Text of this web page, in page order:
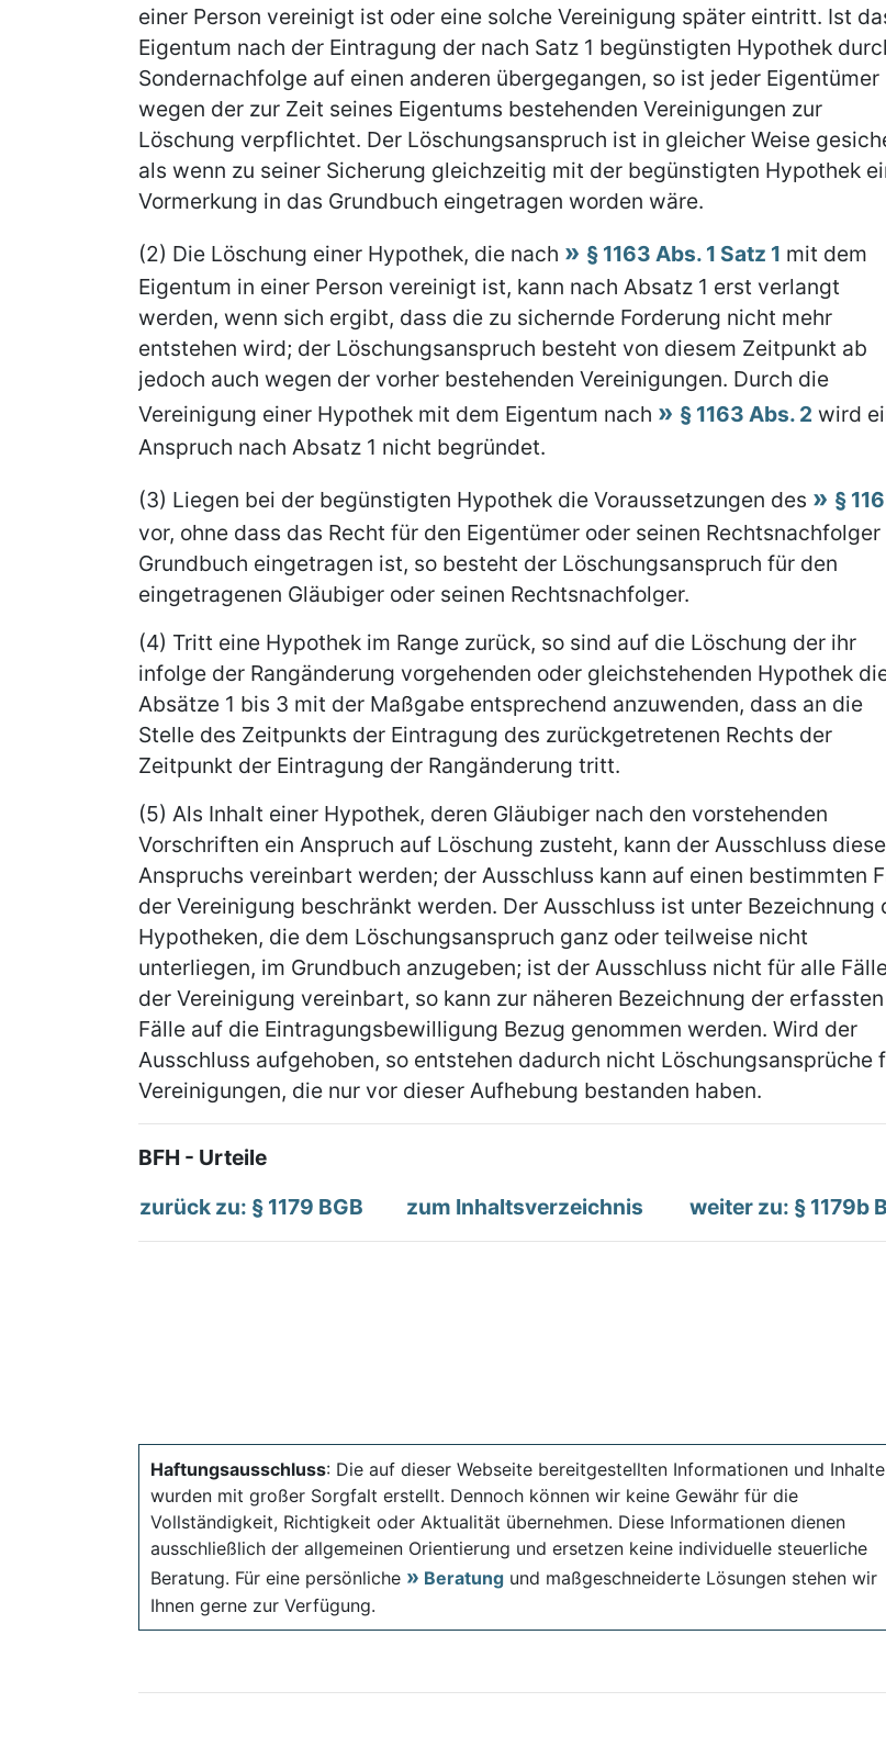
einer Person vereinigt ist oder eine solche Vereinigung später eintritt. Ist
Eigentum nach der Eintragung der nach Satz 1 begünstigten Hypothek
Sondernachfolge auf einen anderen übergegangen, so ist jeder Eigentümer
wegen der zur Zeit seines Eigentums bestehenden Vereinigungen zur
Löschung verpflichtet. Der Löschungsanspruch ist in gleicher Weise
als wenn zu seiner Sicherung gleichzeitig mit der begünstigten Hypothek
Vormerkung in das Grundbuch eingetragen worden wäre.
(2) Die Löschung einer Hypothek, die nach
§ 1163 Abs. 1 Satz 1 mit dem
Eigentum in einer Person vereinigt ist, kann nach Absatz 1 erst verlangt
werden, wenn sich ergibt, dass die zu sichernde Forderung nicht mehr
entstehen wird; der Löschungsanspruch besteht von diesem Zeitpunkt ab
jedoch auch wegen der vorher bestehenden Vereinigungen. Durch die
Vereinigung einer Hypothek mit dem Eigentum nach
§ 1163 Abs. 2 wird
Anspruch nach Absatz 1 nicht begründet.
(3) Liegen bei der begünstigten Hypothek die Voraussetzungen des
§
vor, ohne dass das Recht für den Eigentümer oder seinen Rechtsnachfolger
Grundbuch eingetragen ist, so besteht der Löschungsanspruch für den
eingetragenen Gläubiger oder seinen Rechtsnachfolger.
(4) Tritt eine Hypothek im Range zurück, so sind auf die Löschung der ihr
infolge der Rangänderung vorgehenden oder gleichstehenden Hypothek
Absätze 1 bis 3 mit der Maßgabe entsprechend anzuwenden, dass an die
Stelle des Zeitpunkts der Eintragung des zurückgetretenen Rechts der
Zeitpunkt der Eintragung der Rangänderung tritt.
(5) Als Inhalt einer Hypothek, deren Gläubiger nach den vorstehenden
Vorschriften ein Anspruch auf Löschung zusteht, kann der Ausschluss
Anspruchs vereinbart werden; der Ausschluss kann auf einen bestimmten
der Vereinigung beschränkt werden. Der Ausschluss ist unter Bezeichnung
Hypotheken, die dem Löschungsanspruch ganz oder teilweise nicht
unterliegen, im Grundbuch anzugeben; ist der Ausschluss nicht für alle
der Vereinigung vereinbart, so kann zur näheren Bezeichnung der erfassten
Fälle auf die Eintragungsbewilligung Bezug genommen werden. Wird der
Ausschluss aufgehoben, so entstehen dadurch nicht Löschungsansprüche
Vereinigungen, die nur vor dieser Aufhebung bestanden haben.
BFH - Urteile
zurück zu: § 1179 BGB
zum Inhaltsverzeichnis weiter zu: § 1179b
Haftungsausschluss: Die auf dieser Webseite bereitgestellten Informationen und Inhalte
wurden mit großer Sorgfalt erstellt. Dennoch können wir keine Gewähr für die
Vollständigkeit, Richtigkeit oder Aktualität übernehmen. Diese Informationen dienen
ausschließlich der allgemeinen Orientierung und ersetzen keine individuelle steuerliche
Beratung. Für eine persönliche
Beratung und maßgeschneiderte Lösungen stehen wir
Ihnen gerne zur Verfügung.